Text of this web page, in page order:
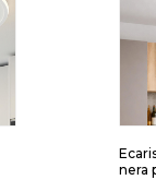
nera